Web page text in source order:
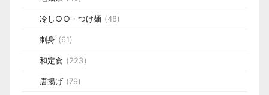
冷し○○・つけ麺 (48)
刺身 (61)
和定食 (223)
唐揚げ (79)